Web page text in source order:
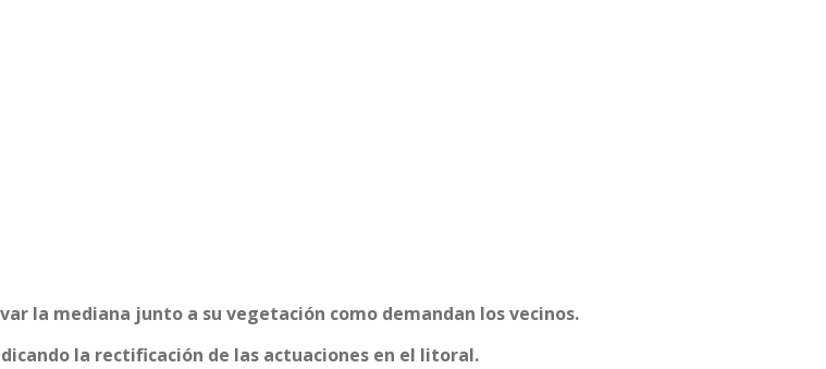
la mediana junto a su vegetación como demandan los vecinos.
la rectificación de las actuaciones en el litoral.